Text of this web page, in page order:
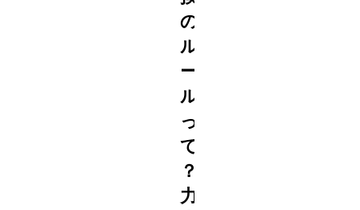
の
ル
ー
ル
っ
て
？
力